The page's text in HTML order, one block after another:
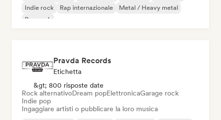
Indie rock
Rap internazionale
Metal / Heavy metal
Pop rock
Pravda Records
Etichetta
&gt; 800 risposte date
Rock alternativoDream popElettronicaGarage rock
Indie pop
Ingaggiare artisti o pubblicare la loro musica